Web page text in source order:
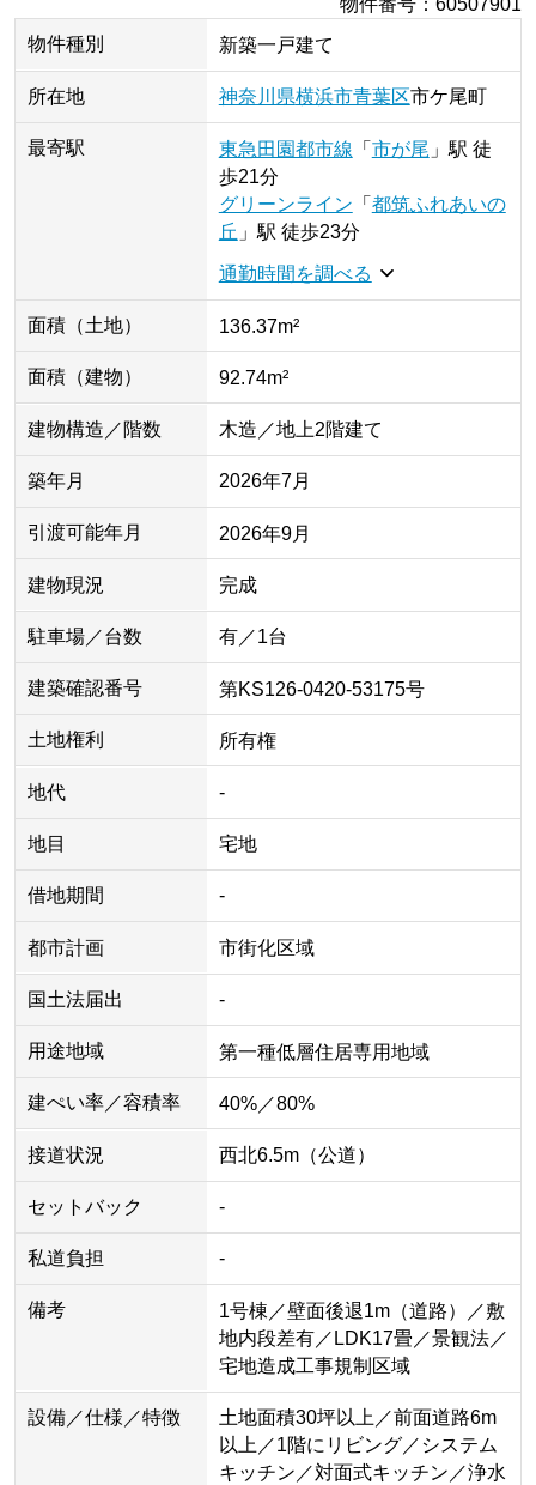
物件番号 ：60507901
物件種別
新築一戸建て
所在地 神奈川県横浜市青葉区市ケ尾町
最寄駅 東急田園都市線 「 市が尾 」 駅 徒
歩21分
グリーンライン 「 都筑ふれあいの
丘 」 駅 徒歩23分
通勤時間を調べる
面積（土地） 136.37m²
面積（建物） 92.74m²
建物構造／階数 木造／地上2階建て
築年月 2026年7月
引渡可能年月 2026年9月
建物現況 完成
駐車場／台数 有／1台
建築確認番号 第KS126-0420-53175号
土地権利 所有権
地代 -
地目 宅地
借地期間 -
都市計画 市街化区域
国土法届出 -
用途地域 第一種低層住居専用地域
建ぺい率／容積率 40%／80%
接道状況 西北6.5m（公道）
セットバック -
私道負担 -
備考
1号棟／壁面後退1m（道路）／敷
地内段差有／LDK17畳／景観法／
宅地造成工事規制区域
設備／仕様／特徴
土地面積30坪以上／前面道路6m
以上／1階にリビング／システム
キッチン／対面式キッチン／浄水